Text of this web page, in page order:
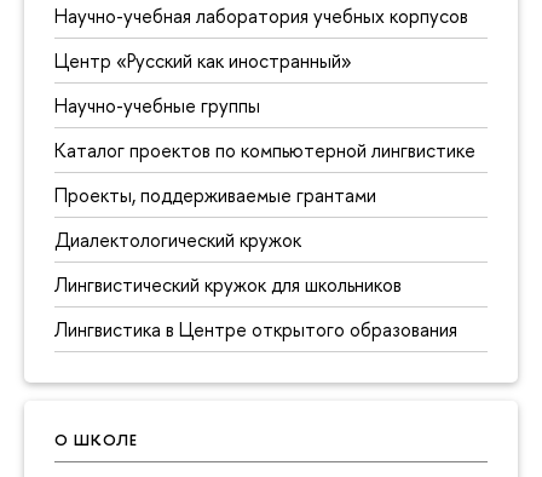
Научно-учебная лаборатория учебных корпусов
Центр «Русский как иностранный»
Научно-учебные группы
Каталог проектов по компьютерной лингвистике
Проекты, поддерживаемые грантами
Диалектологический кружок
Лингвистический кружок для школьников
Лингвистика в Центре открытого образования
О ШКОЛЕ